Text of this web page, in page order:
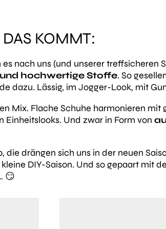
DAS KOMMT:
nach uns (und unserer treffsicheren
hochwertige Stoffe. So
dazu. Lässig, im Jogger-Look, mit
Mix. Flache Schuhe harmonieren mit
Und zwar in Form von
die drängen sich uns in der neuen
DIY-Saison. Und so gepaart mit
😏